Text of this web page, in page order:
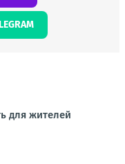
для жителей